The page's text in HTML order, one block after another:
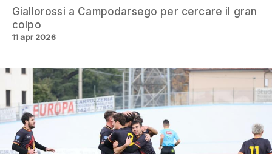
Giallorossi a Campodarsego per cercare il gran
colpo
11 apr 2026